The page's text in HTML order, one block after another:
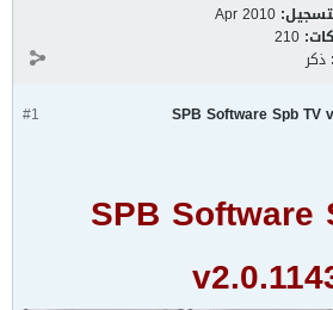
Apr 2010
210
ذكر
#1
SPB Software